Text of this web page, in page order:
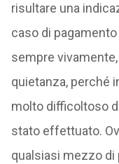
risultare una
caso di
sempre
quietanza, perché
molto difficoltoso
stato effettuato.
qualsiasi mezzo di